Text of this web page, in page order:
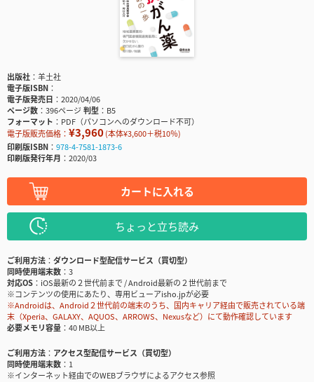
出版社
羊土社
電子版ISBN
電子版発売日
2020/04/06
ページ数
396ページ判型
B5
フォーマット
PDF（パソコンへのダウンロード不可）
電子版販売価格： ¥3,960(本体¥3,600＋税10％)
印刷版ISBN
978-4-7581-1873-6
印刷版発行年月
2020/03
カートに入れる
ちょっと立ち読み
ご利用方法
ダウンロード型配信サービス（買切型）
同時使用端末数
3
対応OS
iOS最新の２世代前まで / Android最新の２世代前まで
※コンテンツの使用にあたり、専用ビューアisho.jpが必要
※Androidは、Android２世代前の端末のうち、国内キャリア経由で販売されている端
末（Xperia、GALAXY、AQUOS、ARROWS、Nexusなど）にて動作確認しています
必要メモリ容量
40 MB以上
ご利用方法
アクセス型配信サービス（買切型）
同時使用端末数
1
※インターネット経由でのWEBブラウザによるアクセス参照